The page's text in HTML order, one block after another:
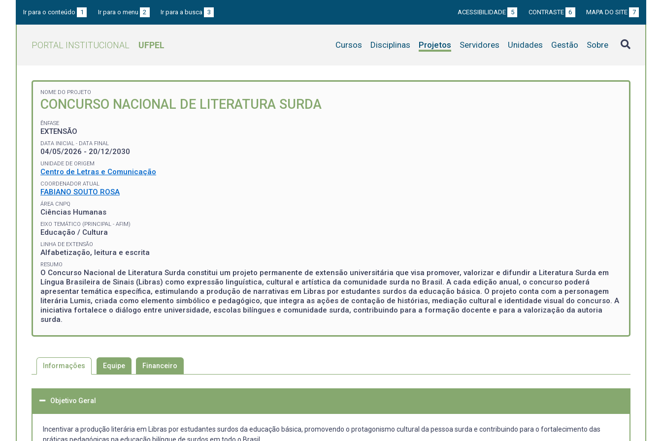
Ir para o conteúdo 1 Ir para o menu 2 Ir para a busca 3 ACESSIBILIDADE 5 CONTRASTE 6 MAPA DO SITE 7
PORTAL INSTITUCIONAL UFPEL Cursos Disciplinas Projetos Servidores Unidades Gestão Sobre
NOME DO PROJETO
CONCURSO NACIONAL DE LITERATURA SURDA
ÊNFASE
EXTENSÃO
DATA INICIAL - DATA FINAL
04/05/2026 - 20/12/2030
UNIDADE DE ORIGEM
Centro de Letras e Comunicação
COORDENADOR ATUAL
FABIANO SOUTO ROSA
ÁREA CNPQ
Ciências Humanas
EIXO TEMÁTICO (PRINCIPAL - AFIM)
Educação / Cultura
LINHA DE EXTENSÃO
Alfabetização, leitura e escrita
RESUMO
O Concurso Nacional de Literatura Surda constitui um projeto permanente de extensão universitária que visa promover, valorizar e difundir a Literatura Surda em
Língua Brasileira de Sinais (Libras) como expressão linguística, cultural e artística da comunidade surda no Brasil. A cada edição anual, o concurso poderá
apresentar temática específica, estimulando a produção de narrativas em Libras por estudantes surdos da educação básica. O projeto conta com a personagem
literária Lumis, criada como elemento simbólico e pedagógico, que integra as ações de contação de histórias, mediação cultural e identidade visual do concurso. A
iniciativa fortalece o diálogo entre universidade, escolas bilíngues e comunidade surda, contribuindo para a formação docente e para a valorização da autoria
surda.
Informações Equipe Financeiro
Objetivo Geral
Incentivar a produção literária em Libras por estudantes surdos da educação básica, promovendo o protagonismo cultural da pessoa surda e contribuindo para o fortalecimento das